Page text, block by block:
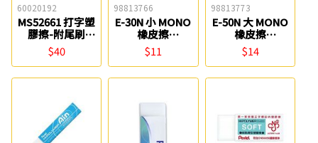
60020192
MS52661 打字塑
膠擦-附尾刷
STAEDTLER 施
德樓
$40
98813766
E-30N 小 MONO
橡皮擦
TOMBOW
$11
98813773
E-50N 大 MONO
橡皮擦
TOMBOW
$14